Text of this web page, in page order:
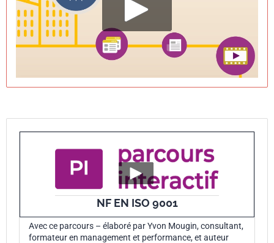
NF EN ISO 9001
Avec ce parcours – élaboré par Yvon Mougin, consultant,
formateur en management et performance, et auteur